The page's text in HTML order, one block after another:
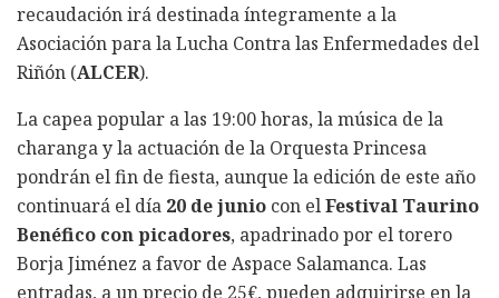
recaudación irá destinada íntegramente a la
Asociación para la Lucha Contra las Enfermedades del
Riñón (ALCER).
La capea popular a las 19:00 horas, la música de la
charanga y la actuación de la Orquesta Princesa
pondrán el fin de fiesta, aunque la edición de este año
continuará el día 20 de junio con elFestival Taurino
Benéfico con picadores, apadrinado por el torero
Borja Jiménez a favor de Aspace Salamanca. Las
entradas, a un precio de 25€, pueden adquirirse en la